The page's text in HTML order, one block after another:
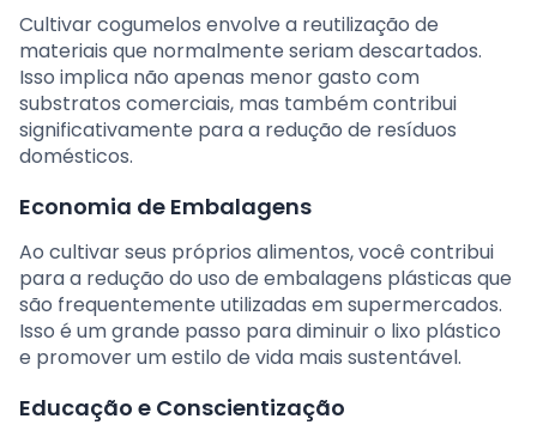
Cultivar cogumelos envolve a reutilização de
materiais que normalmente seriam descartados.
Isso implica não apenas menor gasto com
substratos comerciais, mas também contribui
significativamente para a redução de resíduos
domésticos.
Economia de Embalagens
Ao cultivar seus próprios alimentos, você contribui
para a redução do uso de embalagens plásticas que
são frequentemente utilizadas em supermercados.
Isso é um grande passo para diminuir o lixo plástico
e promover um estilo de vida mais sustentável.
Educação e Conscientização